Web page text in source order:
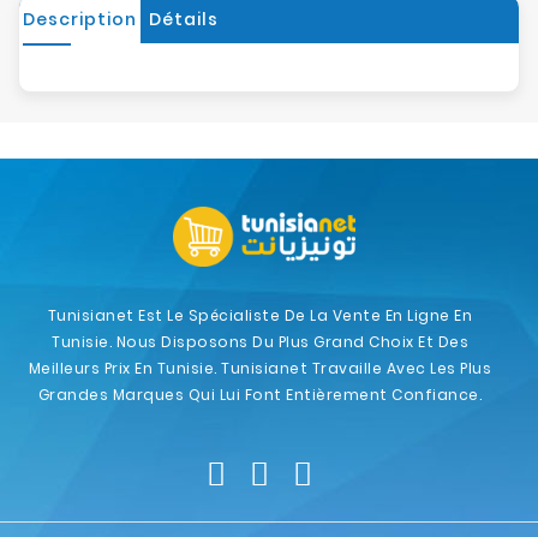
Description Détails
Tunisianet Est Le Spécialiste De La Vente En Ligne En
Tunisie. Nous Disposons Du Plus Grand Choix Et Des
Meilleurs Prix En Tunisie. Tunisianet Travaille Avec Les Plus
Grandes Marques Qui Lui Font Entièrement Confiance.